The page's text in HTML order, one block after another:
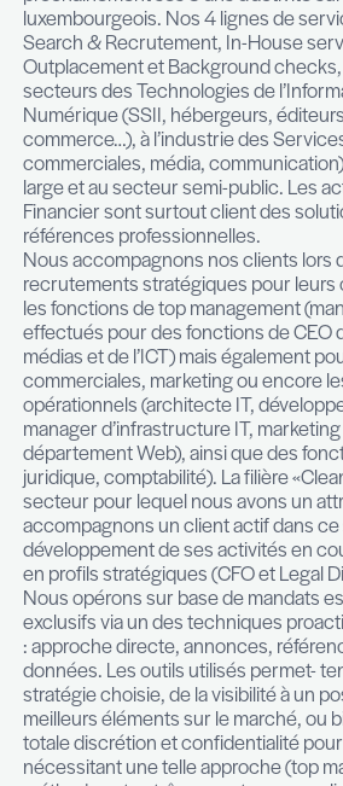
vous nous présenter en
THE RECRUITER est un
conseils RH fondé en
prochainement ses 5 ans
luxembourgeois. Nos 4
Search & Recrutement, In-
Outplacement et
secteurs des Technologies de
Numérique (SSII,
commerce…), à l’industrie des
commerciales, média,
large et au secteur semi-
Financier sont surtout client
références professionnelles.
Nous accompagnons nos
recrutements stratégiques
les fonctions de top
effectués pour des fonctions
médias et de l’ICT) mais
commerciales, marketing ou
opérationnels (architecte IT,
manager d’infrastructure IT,
département Web), ainsi
juridique, comptabilité). La
secteur pour lequel nous
accompagnons un client